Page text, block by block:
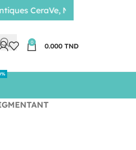
0 0.000 TND
CeraVe, Nuxe, Bioderma •